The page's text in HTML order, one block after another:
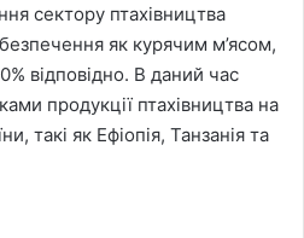
сектору птахівництва
як курячим м’ясом,
відповідно. В даний час
продукції птахівництва на
такі як Ефіопія, Танзанія та